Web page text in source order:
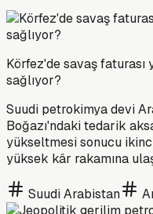
Körfez'de savaş faturası
sağlıyor?
Suudi petrokimya devi
Boğazı'ndaki tedarik
yükseltmesi sonucu
yüksek kâr rakamına
Suudi Arabistan